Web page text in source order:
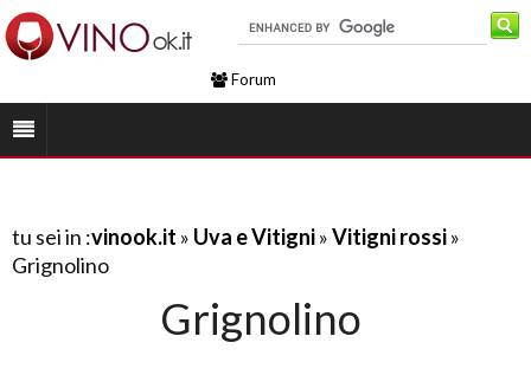
Forum
tu sei in :vinook.it » Uva e Vitigni»Vitigni rossi»
Grignolino
Grignolino